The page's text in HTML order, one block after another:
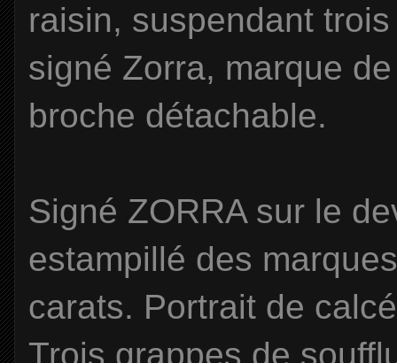
raisin, suspendant
signé Zorra, marque
broche détachable.
Signé ZORRA sur le
estampillé des
carats. Portrait de
Trois grappes de